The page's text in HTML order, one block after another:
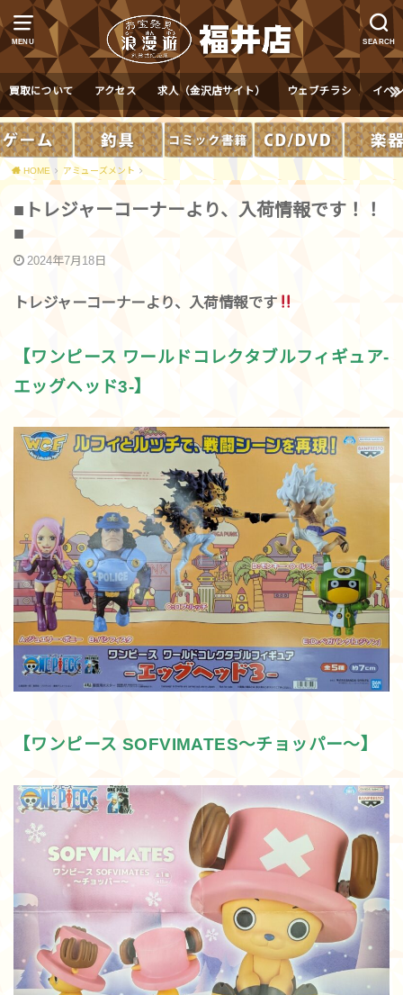
MENU SEARCH
買取について アクセス 求人（金沢店サイト） ウェブチラシ イベ
HOME アミューズメント
■トレジャーコーナーより、入荷情報です！！
■
2024年7月18日
トレジャーコーナーより、入荷情報です
【ワンピース ワールドコレクタブルフィギュア-
エッグヘッド3-】
【ワンピース SOFVIMATES～チョッパー～】